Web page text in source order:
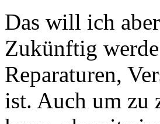
Das will ich
Zukünftig
Reparaturen,
ist. Auch um zu